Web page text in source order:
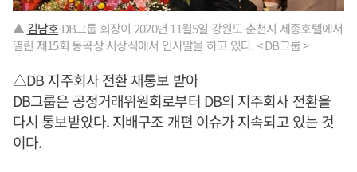
▲ 김남호 DB그룹 회장이 2020년 11월5일 강원도 춘천시 세종호텔에서
열린 제15회 동곡상 시상식에서 인사말을 하고 있다. < DB그룹 >
△DB 지주회사 전환 재통보 받아
DB그룹은 공정거래위원회로부터 DB의 지주회사 전환을
다시 통보받았다. 지배구조 개편 이슈가 지속되고 있는 것
이다.